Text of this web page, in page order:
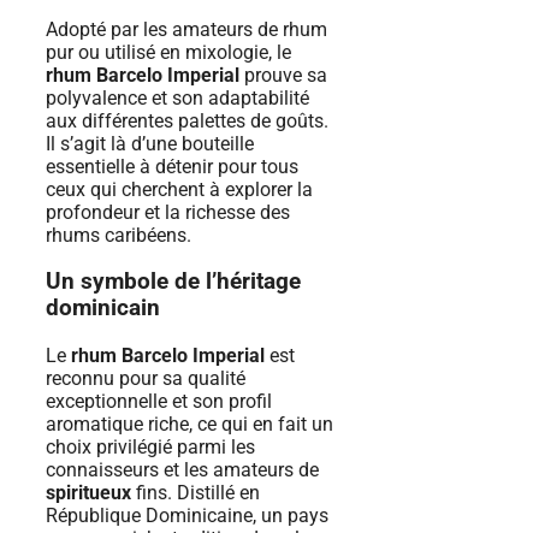
Adopté par les amateurs de rhum
pur ou utilisé en mixologie, le
rhum Barcelo Imperial prouve sa
polyvalence et son adaptabilité
aux différentes palettes de goûts.
Il s’agit là d’une bouteille
essentielle à détenir pour tous
ceux qui cherchent à explorer la
profondeur et la richesse des
rhums caribéens.
Un symbole de l’héritage
dominicain
Le rhum Barcelo Imperial est
reconnu pour sa qualité
exceptionnelle et son profil
aromatique riche, ce qui en fait un
choix privilégié parmi les
connaisseurs et les amateurs de
spiritueux fins. Distillé en
République Dominicaine, un pays